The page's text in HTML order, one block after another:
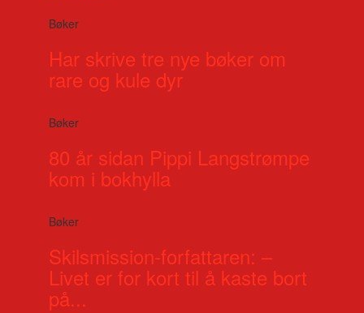
Bøker
Har skrive tre nye bøker om
rare og kule dyr
Bøker
80 år sidan Pippi Langstrømpe
kom i bokhylla
Bøker
Skilsmission-forfattaren: –
Livet er for kort til å kaste bort
på...